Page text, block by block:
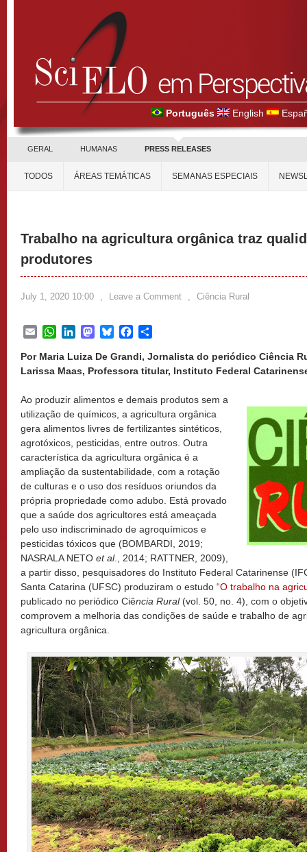
Português English
GERAL HUMANAS PRESS RELEASES
TODOS ÁREAS TEMÁTICAS SEMANAS ESPECIAIS
Trabalho na agricultura orgânica traz
produtores
July 1, 2020 10:00 , Leave a Comment , Ciência Rural
EmailWhatsApp
LinkedInMastodon
BlueskyFacebook
Por Maria Luiza De Grandi, Jornalista do periódico Ciência
Larissa Maas, Professora titular, Instituto Federal
Ao produzir alimentos e demais produtos sem a
utilização de químicos, a agricultura orgânica
gera alimentos livres de fertilizantes sintéticos,
agrotóxicos, pesticidas, entre outros. Outra
característica da agricultura orgânica é a
ampliação da sustentabilidade, com a rotação
de culturas e o uso dos resíduos oriundos da
própria propriedade como adubo. Está provado
que a saúde dos agricultores está ameaçada
pelo uso indiscriminado de agroquímicos e
pesticidas tóxicos que (BOMBARDI, 2019;
NASRALA NETO et al., 2014; RATTNER, 2009),
a partir disso, pesquisadores do Instituto Federal Catarinense
Santa Catarina (UFSC) produziram o estudo “O trabalho na
publicado no periódico Ciência Rural (vol. 50, no. 4), com o
comprovem a melhoria das condições de saúde e trabalho de
agricultura orgânica.